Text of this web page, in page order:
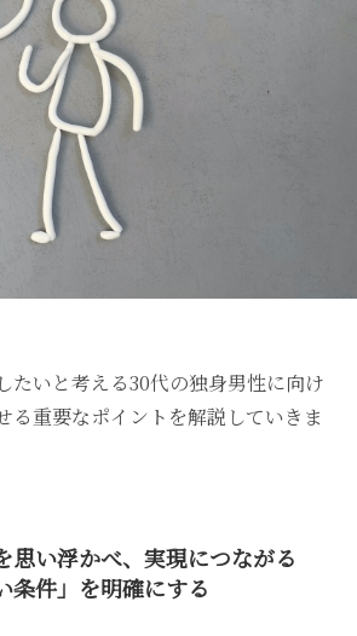
たいと考える30代の独身男性に向け
る重要なポイントを解説していきま
思い浮かべ、実現につながる
条件」を明確にする